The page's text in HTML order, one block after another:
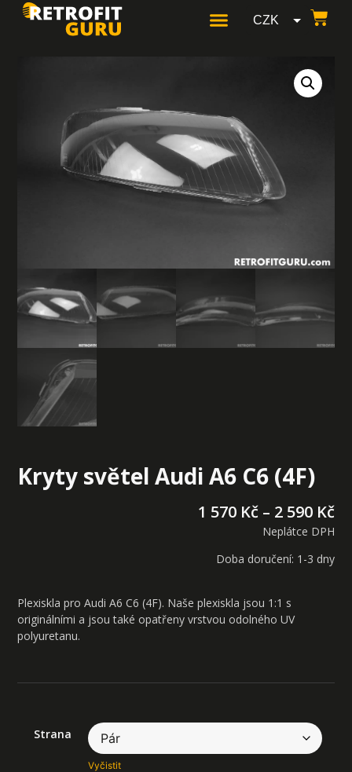
CZK
Kryty světel Audi A6 C6 (4F)
1 570 Kč – 2 590 Kč
Neplátce DPH
Doba doručení: 1-3 dny
Plexiskla pro Audi A6 C6 (4F). Naše plexiskla jsou 1:1 s
originálními a jsou také opatřeny vrstvou odolného UV
polyuretanu.
Strana
Vyčistit